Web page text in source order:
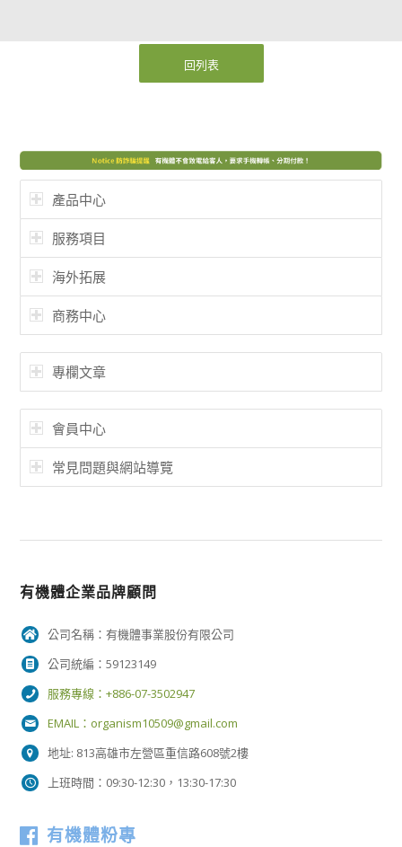
回列表
產品中心
服務項目
海外拓展
商務中心
專欄文章
會員中心
常見問題與網站導覽
有機體企業品牌顧問
公司名稱：有機體事業股份有限公司
公司統編：59123149
服務專線：+886-07-3502947
EMAIL： organism10509@gmail.com
地址: 813高雄市左營區重信路608號2樓
上班時間：09:30-12:30，13:30-17:30
有機體粉專